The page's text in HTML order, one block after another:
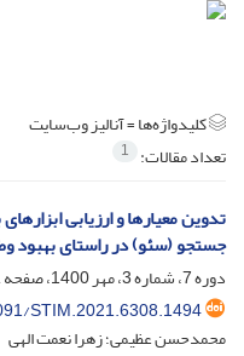
کلیدواژه‌ها =آنالیز وب‌سایت
تعداد مقالات: 1
تدوین معیارها و ارزیابی
جستجو (سئو) در راستای بهبود
دوره 7، شماره 3، مهر 1400، صفحه
STIM.2021.6308.1494
محمدحسن عظیمی؛ زهرا نعمت الهی